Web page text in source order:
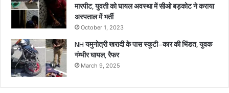
मारपीट, युवती को घायल अवस्था में सीओ बड़कोट ने कराया
अस्पताल में भर्ती
October 1, 2023
NH यमुनोत्री खरादी के पास स्कूटी–कार की भिंडत, युवक
गंम्भीर घायल, रैफर
March 9, 2025